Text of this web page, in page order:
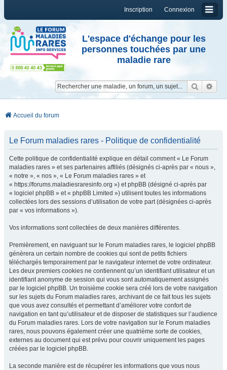
Connexion
Inscription
L'espace d'échange pour les
personnes touchées par une
maladie rare
Accueil du forum
Le Forum maladies rares - Politique de confidentialité
Cette politique de confidentialité explique en détail comment « Le Forum
maladies rares » et ses partenaires affiliés (désignés ci-après par « nous »,
« notre », « nos », « Le Forum maladies rares » et
« https://forums.maladiesraresinfo.org ») et phpBB (désigné ci-après par
« logiciel phpBB » et « phpBB Limited ») utilisent toutes les informations
collectées lors des sessions d’utilisation de votre part (désignées ci-après
par « vos informations »).
Vos informations sont collectées de deux manières différentes.
Premièrement, en naviguant sur le Forum maladies rares, le logiciel phpBB
génèrera un certain nombre de cookies qui sont de petits fichiers
téléchargés temporairement par le navigateur internet de votre ordinateur.
Les deux premiers cookies ne contiennent qu’un identifiant utilisateur et un
identifiant anonyme de session qui vous sont automatiquement assignés
par le logiciel phpBB. Un troisième cookie sera créé lors de votre navigation
sur les sujets du Forum maladies rares, archivant de ce fait tous les sujets
que vous avez consultés et permettant d’améliorer votre confort de
navigation en tant qu’utilisateur et de disposer de statistiques sur l’audience
du Forum maladies rares. Lors de votre navigation sur le Forum maladies
rares, nous pouvons également créer une quatrième sorte de cookies,
externes au document qui est prévu pour couvrir uniquement les pages
créées par le logiciel phpBB.
La seconde manière est de récupérer les informations que vous nous